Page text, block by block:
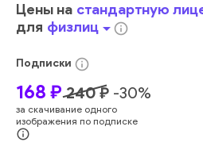
Взрослый Улыбаться Женщины
Девочки
Любовь Семья
Дочь
Женский Пол
Интерьер Дома
Близость Обнимать Малыш
Кровать Спальня Домашнее
Домашний Быт
Цены на стандартную
для физлицarrow_drop_downinfo_outline
Подписки info_outline
168 ₽ 240₽ -30%
за скачивание одного
изображения по подписке
info_outline